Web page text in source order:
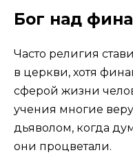
Бог над
Часто религия
в церкви, хотя
сферой жизни
учения многие
дьяволом, когда
они процветали.